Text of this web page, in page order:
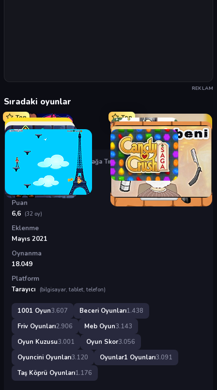
REKLAM
Sıradaki oyunlar
Top Top
Oyunlar Beceri Oyunları Dağa Tırmanma
Dağa Tırmanma
Puan
6,6 (32 oy)
Eklenme
Mayıs 2021
Oynanma
18.049
Platform
Tarayıcı
(bilgisayar, tablet, telefon)
1001 Oyun3.607 Beceri Oyunları1.438
Friv Oyunları2.906 Meb Oyun3.143
Oyun Kuzusu3.001 Oyun Skor3.056
Oyuncini Oyunları3.120 Oyunlar1 Oyunları3.091
Taş Köprü Oyunları1.176